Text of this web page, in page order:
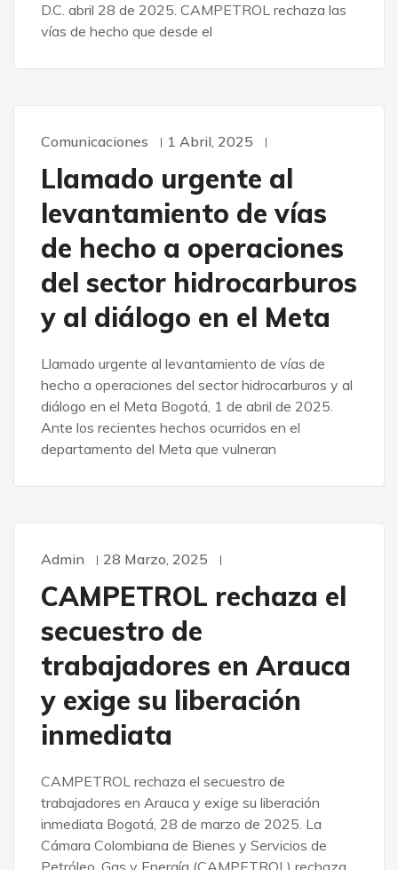
D.C. abril 28 de 2025. CAMPETROL rechaza las
vías de hecho que desde el
Comunicaciones 1 Abril, 2025
Llamado urgente al
levantamiento de vías
de hecho a operaciones
del sector hidrocarburos
y al diálogo en el Meta
Llamado urgente al levantamiento de vías de
hecho a operaciones del sector hidrocarburos y al
diálogo en el Meta Bogotá, 1 de abril de 2025.
Ante los recientes hechos ocurridos en el
departamento del Meta que vulneran
Admin 28 Marzo, 2025
CAMPETROL rechaza el
secuestro de
trabajadores en Arauca
y exige su liberación
inmediata
CAMPETROL rechaza el secuestro de
trabajadores en Arauca y exige su liberación
inmediata Bogotá, 28 de marzo de 2025. La
Cámara Colombiana de Bienes y Servicios de